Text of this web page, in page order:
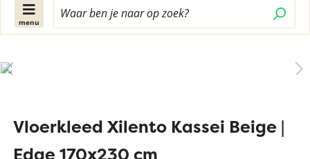
menu
Vloerkleed Xilento Kassei Beige |